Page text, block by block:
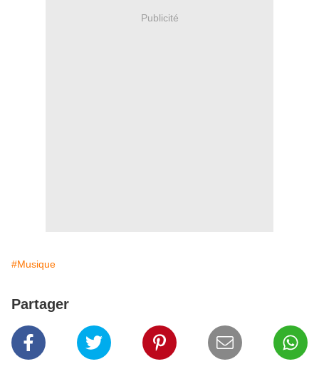
Publicité
#Musique
Partager